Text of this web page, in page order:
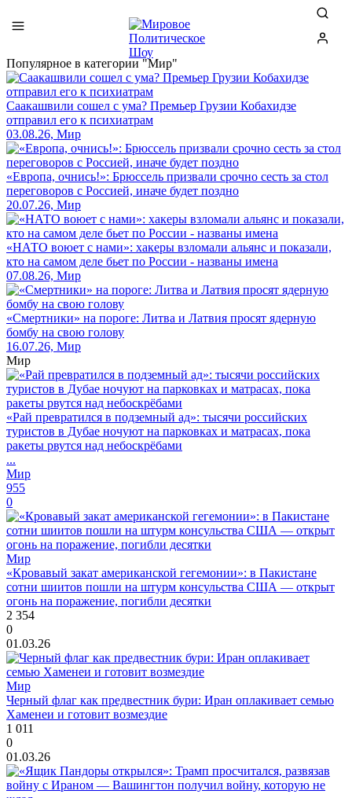
Популярное в категории "Мир"
Саакашвили сошел с ума? Премьер Грузии Кобахидзе
отправил его к психиатрам
03.08.26, Мир
«Европа, очнись!»: Брюссель призвали срочно сесть за стол
переговоров с Россией, иначе будет поздно
20.07.26, Мир
«НАТО воюет с нами»: хакеры взломали альянс и показали,
кто на самом деле бьет по России - названы имена
07.08.26, Мир
«Смертники» на пороге: Литва и Латвия просят ядерную
бомбу на свою голову
16.07.26, Мир
Мир
«Рай превратился в подземный ад»: тысячи российских
туристов в Дубае ночуют на парковках и матрасах, пока
ракеты рвутся над небоскрёбами
...
Мир
955
0
Мир
«Кровавый закат американской гегемонии»: в Пакистане
сотни шиитов пошли на штурм консульства США — открыт
огонь на поражение, погибли десятки
2 354
0
01.03.26
Мир
Черный флаг как предвестник бури: Иран оплакивает семью
Хаменеи и готовит возмездие
1 011
0
01.03.26